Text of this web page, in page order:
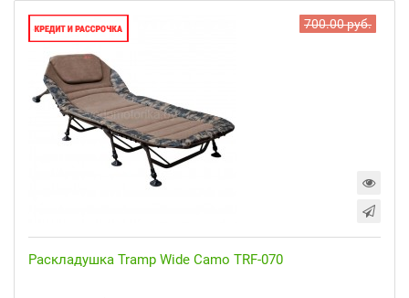
700.00 руб.
Раскладушка Tramp Wide Camo TRF-070